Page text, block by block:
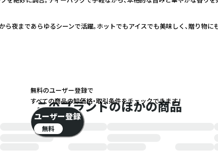
ら夜まであらゆるシーンで活躍。ホットでもアイスでも美味しく、贈り物に
このブランドのほかの商品
無料のユーザー登録で
すべての商品の卸価格・取引条件をチェックできます！
ユーザー登録
無料